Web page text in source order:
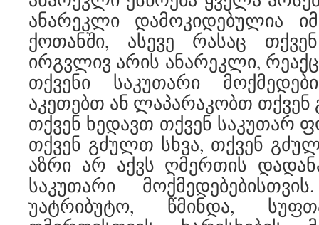
ანარეკლი დამოკიდებულია
ქოთანში, ასევე რასაც
ირგვლივ არის ანარეკლი,
თქვენი საკუთარი
აკეთებთ ან ლაპარაკობთ თქვენ
თქვენ ხედავთ თქვენ საკუთარ
თქვენ გძულთ სხვა, თქვენ
აზრი არ აქვს ღმერთის
საკუთარი
უატრიბუტო, წმინდა,